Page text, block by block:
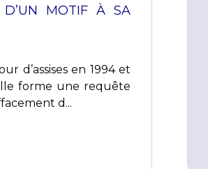
D’UN MOTIF À SA
d’assises en 1994 et
forme une requête
d...